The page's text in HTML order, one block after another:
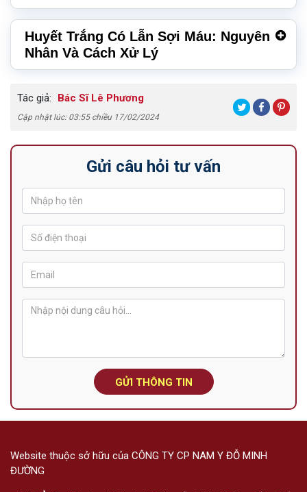
Huyết Trắng Có Lẫn Sợi Máu: Nguyên
Nhân Và Cách Xử Lý
Tác giả: Bác Sĩ Lê Phương
Cập nhật lúc: 03:55 chiều 17/02/2024
Gửi câu hỏi tư vấn
GỬI THÔNG TIN
Website thuộc sở hữu của CÔNG TY CP NAM Y ĐỖ MINH
ĐƯỜNG